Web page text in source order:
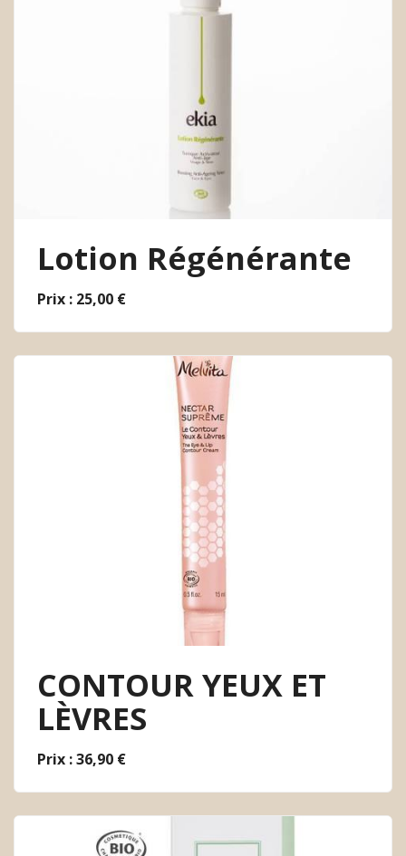
Lotion Régénérante
Prix : 25,00 €
CONTOUR YEUX ET
LÈVRES
Prix : 36,90 €